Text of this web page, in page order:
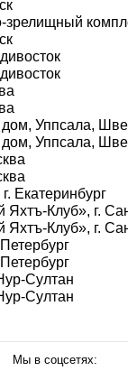
зрелищный
Уппсала,
Уппсала,
Екатеринбург
Клуб», г.
Клуб», г.
Султан
Султан
Мы в соцсетях: